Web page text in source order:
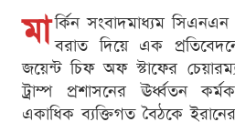
মা র্কিন সংবাদমাধ্যম সিএনএন
বরাত দিয়ে এক প্রতিবেদনে
জয়েন্ট চিফ অফ স্টাফের
ট্রাম্প প্রশাসনের ঊর্ধ্বতন
একাধিক ব্যক্তিগত বৈঠকে